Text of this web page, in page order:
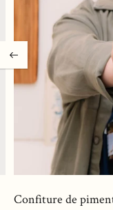
Confiture de